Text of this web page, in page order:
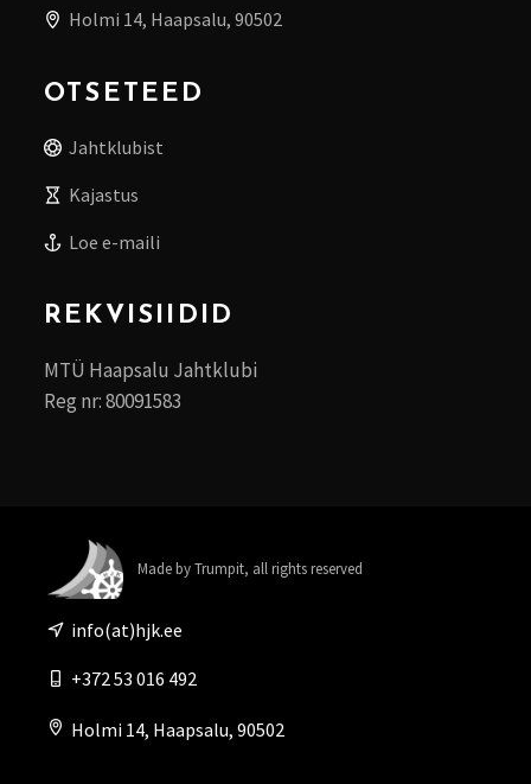
Holmi 14, Haapsalu, 90502
OTSETEED
Jahtklubist
Kajastus
Loe e-maili
REKVISIIDID
MTÜ Haapsalu Jahtklubi
Reg nr: 80091583
Made by Trumpit, all rights reserved
info(at)hjk.ee
+372 53 016 492
Holmi 14, Haapsalu, 90502